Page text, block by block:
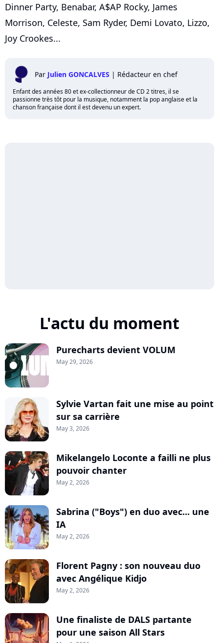
Dinner Party, Benabar, A$AP Rocky, James
Morrison, Celeste, Sam Ryder, Demi Lovato, Lizzo,
Joy Crookes...
Par Julien GONCALVES | Rédacteur en chef
Enfant des années 80 et ex-collectionneur de CD 2 titres, il se
passionne très tôt pour la musique, notamment la pop anglaise et la
chanson française dont il est devenu un expert.
L'actu du moment
Purecharts devient VOLUM
May 29, 2026
Sylvie Vartan fait une mise au point
sur sa carrière
May 3, 2026
Mikelangelo Loconte a failli ne plus
pouvoir chanter
May 2, 2026
Sabrina ("Boys") en duo avec... une
IA
May 2, 2026
Florent Pagny : son nouveau duo
avec Angélique Kidjo
May 2, 2026
Une finaliste de DALS partante
pour une saison All Stars